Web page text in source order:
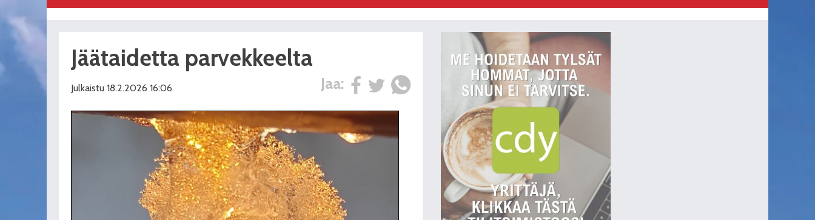
Jäätaidetta parvekkeelta
Jaa:
Julkaistu 18.2.2026 16:06